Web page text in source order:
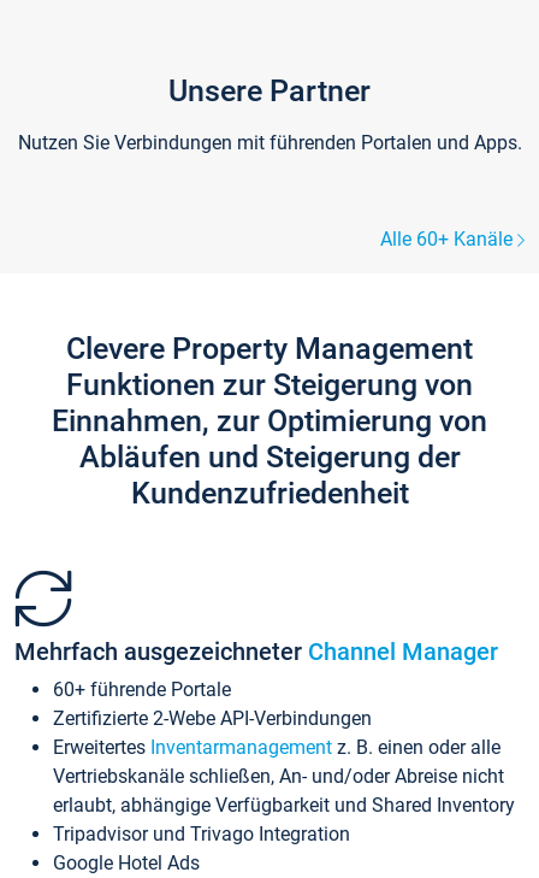
Unsere Partner
Nutzen Sie Verbindungen mit führenden Portalen und Apps.
Alle 60+ Kanäle
Clevere Property Management
Funktionen zur Steigerung von
Einnahmen, zur Optimierung von
Abläufen und Steigerung der
Kundenzufriedenheit
Mehrfach ausgezeichneter Channel Manager
60+ führende Portale
Zertifizierte 2-Webe API-Verbindungen
Erweitertes Inventarmanagement z. B. einen oder alle
Vertriebskanäle schließen, An- und/oder Abreise nicht
erlaubt, abhängige Verfügbarkeit und Shared Inventory
Tripadvisor und Trivago Integration
Google Hotel Ads